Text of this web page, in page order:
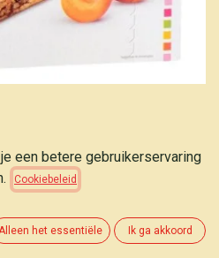
avoine*, seigle*, épeautre*,
sirop de malt d’orge*, sel de
oléique désodorisée*
een betere gebruikerservaring
Cookiebeleid
het essentiële Ik ga akkoord